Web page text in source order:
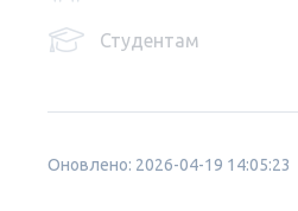
Студентам
Оновлено: 2026-04-19 14:05:23